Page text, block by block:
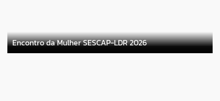
Contato
Encontro da Mulher SESCAP-LDR 2026